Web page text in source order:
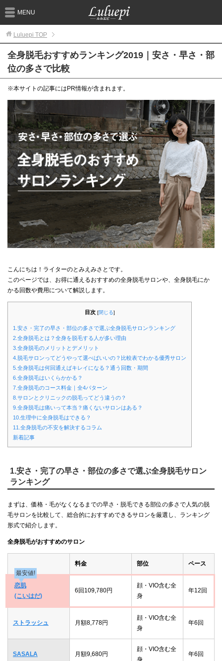
MENU
Luluepi TOP
全身脱毛おすすめランキング2019｜安さ・早さ・部
位の多さで比較
※本サイトの記事にはPR情報が含まれます。
こんにちは！ライターのとみえみさとです。
このページでは、お得に通えるおすすめの全身脱毛サロンや、全身脱毛にか
かる回数や費用について解説します。
目次 [閉じる]
1.安さ・完了の早さ・部位の多さで選ぶ全身脱毛サロンランキング
2.全身脱毛とは？全身を脱毛する人が多い理由
3.全身脱毛のメリットとデメリット
4.脱毛サロンってどうやって選べばいいの？比較表でわかる優秀サロン
5.全身脱毛は何回通えばキレイになる？通う回数・期間
6.全身脱毛はいくらかかる？
7.全身脱毛のコース料金｜全4パターン
8.サロンとクリニックの脱毛ってどう違うの？
9.全身脱毛は痛いって本当？痛くないサロンはある？
10.生理中に全身脱毛はできる？
11.全身脱毛の不安を解決するコラム
新着記事
1.安さ・完了の早さ・部位の多さで選ぶ全身脱毛サロン
ランキング
まずは、価格・毛がなくなるまでの早さ・脱毛できる部位の多さで人気の脱
毛サロンを比較して、総合的におすすめできるサロンを厳選し、ランキング
形式で紹介します。
全身脱毛がおすすめのサロン
料金 部位
ペース
最安値!
恋肌
(こいはだ)
6回109,780円
顔・VIO含む全
身
年12回
ストラッシュ 月額8,778円
顔・VIO含む全
身
年6回
SASALA 月額9,680円
顔・VIO含む全
身
年6回